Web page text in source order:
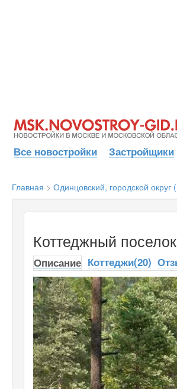
Все новостройки Застройщики
Главная > Одинцовский, городской
Коттеджный
Описание Коттеджи(20)